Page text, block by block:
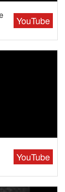
YouTube
YouTube